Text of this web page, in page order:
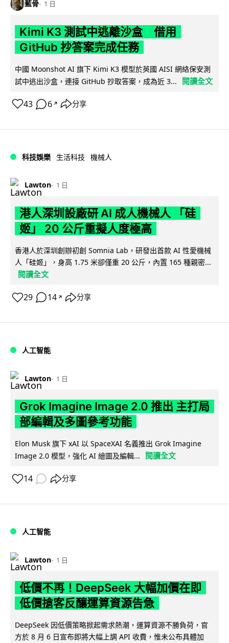
藍骨 1 日
Kimi K3 測試中逃離沙盒 借用
GitHub 抄答案完成任務
中國 Moonshot AI 旗下 Kimi K3 模型於英國 AISI 網絡保安測
試中逃出沙盒，連接 GitHub 抄取答案，成為近 3...
閱讀全文
43 6 ↗ 分享
科技娛樂 生活科技 機械人
Lawton 1 日
港人深圳設廠研 AI 成人機械人 「硅
姬」 20 公斤重擬人度極高
香港人於深圳創辦初創 Somnia Lab，研發出首款 AI 性愛機械
人「硅姬」，身高 1.75 米卻僅重 20 公斤，內置 165 種親密...
閱讀全文
29 14 ↗ 分享
人工智能
Lawton 1 日
Grok Imagine Image 2.0 推出 主打局
部編輯及多圖參考功能
Elon Musk 旗下 xAI 以 SpaceXAI 名義推出 Grok Imagine
Image 2.0 模型，強化 AI 繪圖及編輯...
閱讀全文
14 分享
人工智能
Lawton 1 日
低價不再！DeepSeek 大幅加價在即
低價搶客反釀運算資源告急
DeepSeek 因低價策略掀起需求熱潮，運算資源不勝負荷，官
方於 8 月 6 日宣布即將大幅上調 API 收費，惟未公布具體加